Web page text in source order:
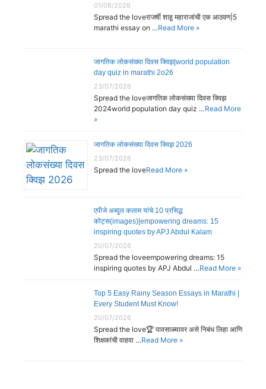
01/08/2026
Spread the loveराजर्षी शाहू महाराजांची एक आठवण|5
marathi essay on …Read More »
जागतिक लोकसंख्या दिवस क्विझ|world population
day quiz in marathi 2o26
23/07/2026
Spread the loveजागतिक लोकसंख्या दिवस क्विझ
2024world population day quiz …Read More
»
जागतिक लोकसंख्या दिवस क्विझ 2026
23/07/2026
Spread the loveRead More »
एपीजे अब्दुल कलाम यांचे 10 प्रसिद्ध
कोट्स(images)|empowering dreams: 15
inspiring quotes by APJ Abdul Kalam
20/07/2026
Spread the loveempowering dreams: 15
inspiring quotes by APJ Abdul …Read More »
Top 5 Easy Rainy Season Essays in Marathi |
Every Student Must Know!
20/07/2026
Spread the love🏆 पावसाळ्यावर असे निबंध लिहा आणि
शिक्षकांची वाहवा …Read More »